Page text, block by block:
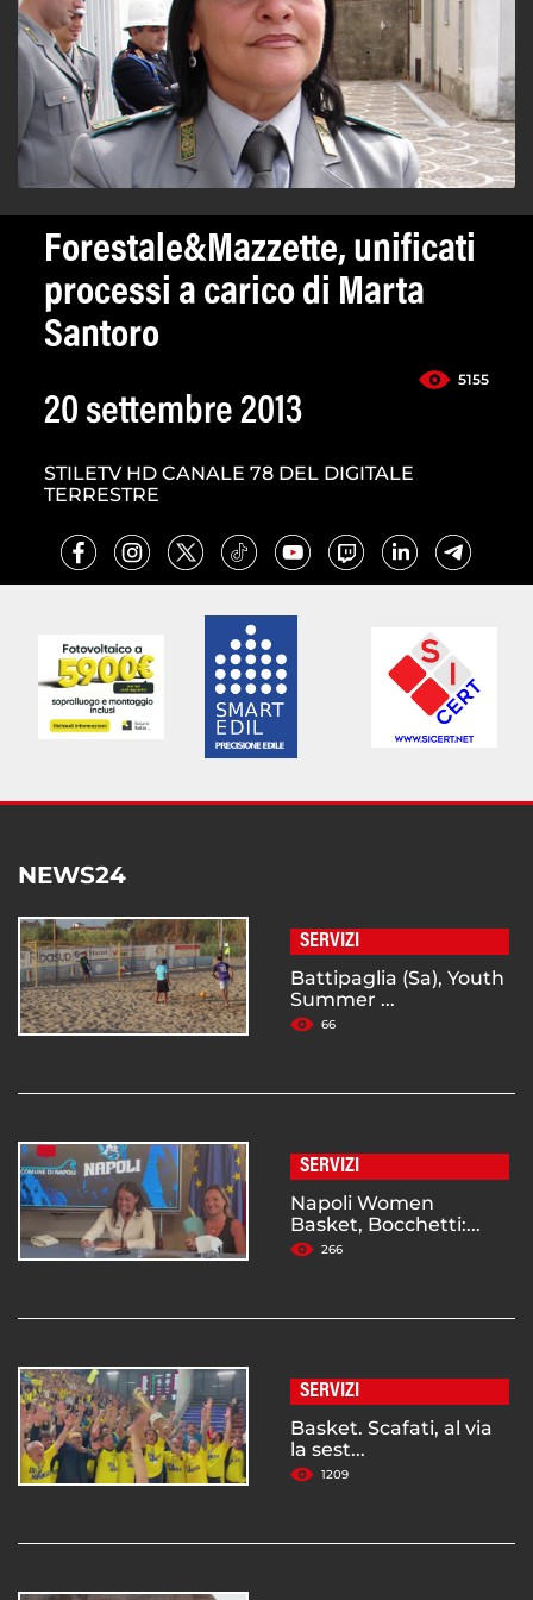
Forestale&Mazzette, unificati
processi a carico di Marta
Santoro
5155
20 settembre 2013
STILETV HD CANALE 78 DEL DIGITALE
TERRESTRE
NEWS24
SERVIZI
Battipaglia (Sa), Youth
Summer ...
66
SERVIZI
Napoli Women
Basket, Bocchetti:...
266
SERVIZI
Basket. Scafati, al via
la sest...
1209